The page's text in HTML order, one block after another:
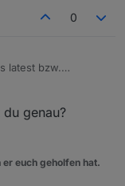
0
latest bzw.
genau?
euch geholfen hat.